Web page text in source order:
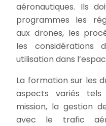
aéronautiques. Ils
programmes les
aux drones, les
les considérations
utilisation dans
La formation sur les
aspects variés
mission, la gestion
avec le trafic